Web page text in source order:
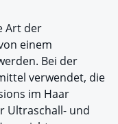
Art der
einem
Bei der
verwendet, die
im Haar
Ultraschall- und